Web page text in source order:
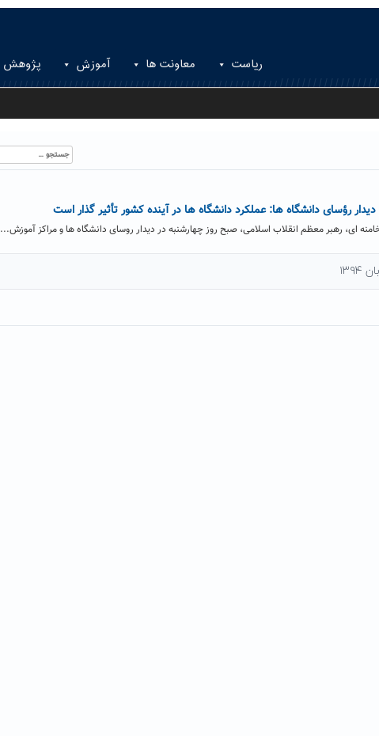
ریاست معاونت ها آموزش پژوهش
جستجو
برای:
دیدار رؤسای دانشگاه ها: عملکرد دانشگاه ها در آینده کشور تأثیر گذار است
ای، رهبر معظم انقلاب اسلامی، صبح روز چهارشنبه در دیدار روسای دانشگاه ها و مراکز آموزش...